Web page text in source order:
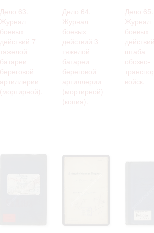
Дело 63.
Журнал
боевых
действий 7
тяжелой
батареи
береговой
артиллерии
(мортирной).
Дело 64.
Журнал
боевых
действий 3
тяжелой
батареи
береговой
артиллерии
(мортирной)
(копия).
Дело 65.
Журнал
боевых
штаба
обозно-
войск.